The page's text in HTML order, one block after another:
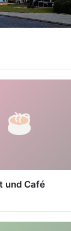
und Café